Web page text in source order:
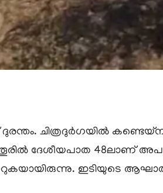
ചിത്രദുർഗയിൽ കണ്ടെയ്നര്‍
ദേശീയപാത 48ലാണ്
ഇടിയുടെ